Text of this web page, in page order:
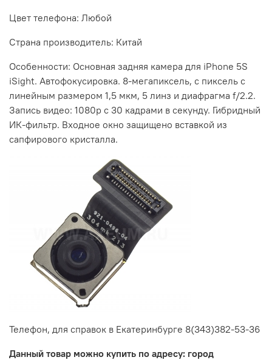
Цвет телефона: Любой
Страна производитель: Китай
Особенности: Основная задняя камера для iPhone 5S
iSight. Автофокусировка. 8-мегапиксель, с пиксель с
линейным размером 1,5 мкм, 5 линз и диафрагма f/2.2.
Запись видео: 1080p с 30 кадрами в секунду. Гибридный
ИК-фильтр. Входное окно защищено вставкой из
сапфирового кристалла.
Телефон, для справок в Екатеринбурге 8(343)382-53-36
Данный товар можно купить по адресу: город